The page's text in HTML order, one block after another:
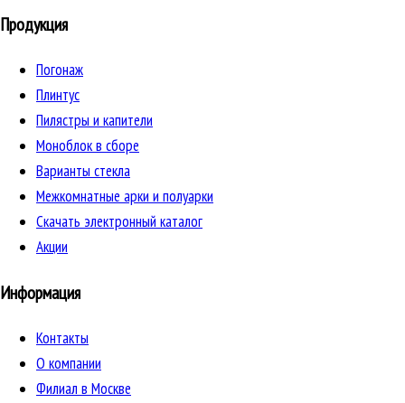
Продукция
Погонаж
Плинтус
Пилястры и капители
Моноблок в сборе
Варианты стекла
Межкомнатные арки и полуарки
Скачать электронный каталог
Акции
Информация
Контакты
О компании
Филиал в Москве